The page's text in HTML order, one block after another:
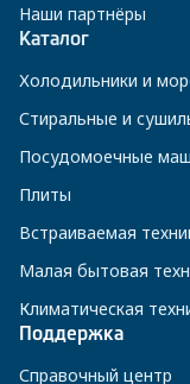
Наши партнёры
Каталог
Холодильники и
Стиральные и
Посудомоечные
Плиты
Встраиваемая
Малая бытовая
Климатическая
Поддержка
Справочный центр